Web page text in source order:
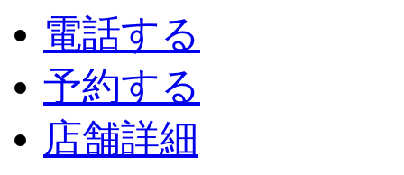
電話する
予約する
店舗詳細